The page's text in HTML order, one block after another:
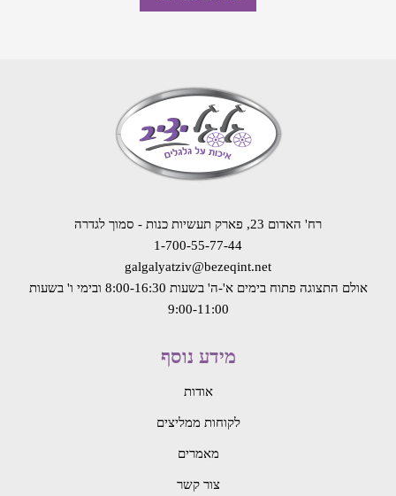
רח' האדום 23, פארק תעשיות כנות - סמוך לגדרה
1-700-55-77-44
galgalyatziv@bezeqint.net
אולם התצוגה פתוח בימים א'-ה' בשעות 8:00-16:30
ובימי ו' בשעות
9:00-11:00
מידע נוסף
אודות
לקוחות ממליצים
מאמרים
צור קשר